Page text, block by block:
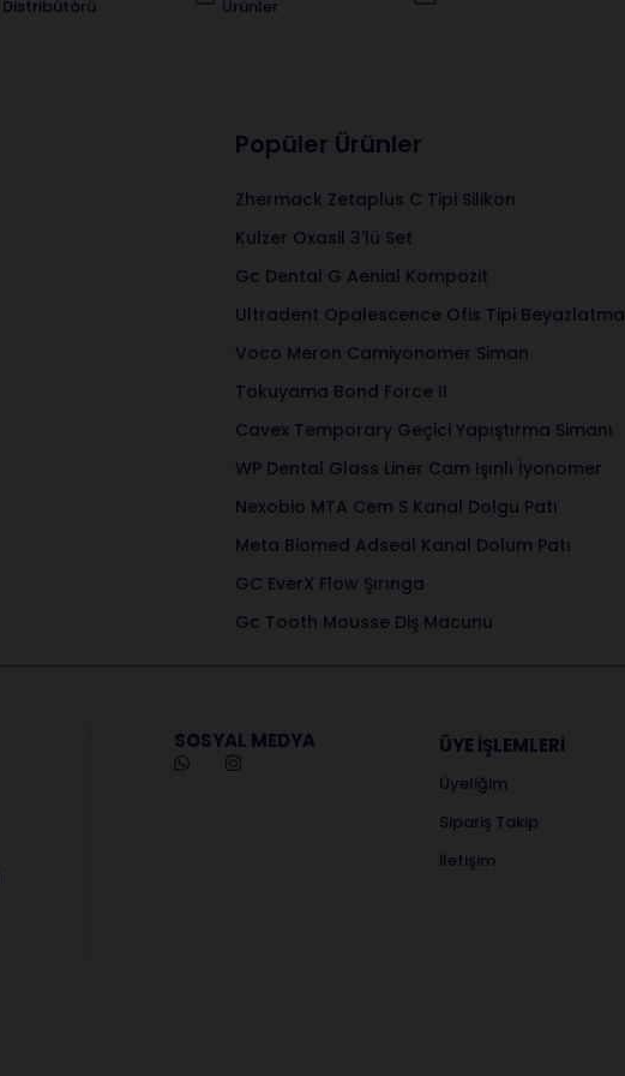
Distribütörü
Ürünler
Popüler Ürünler
Zhermack Zetaplus C Tipi Silikon
Kulzer Oxasil 3'lü Set
Gc Dental G Aenial Kompozit
Ultradent Opalescence Ofis Tipi Beyazlatma
Voco Meron Camiyonomer Siman
Tokuyama Bond Force II
Cavex Temporary Geçici Yapıştırma Simanı
WP Dental Glass Liner Cam Işınlı İyonomer
Nexobio MTA Cem S Kanal Dolgu Patı
Meta Biomed Adseal Kanal Dolum Patı
GC EverX Flow Şırınga
Gc Tooth Mousse Diş Macunu
SOSYAL MEDYA ÜYE İŞLEMLERİ
Üyeliğim
Sipariş Takip
İletişim